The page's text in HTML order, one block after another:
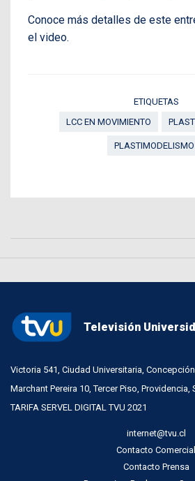
Conoce más detalles de este
el video.
ETIQUETAS
LCC EN MOVIMIENTO
PLASTIMODELISMO
Televisión
Victoria 541, Ciudad Universitaria,
Marchant Pereira 10, Tercer Piso, Providencia,
TARIFA SERVEL DIGITAL TVU 2021
internet@tvu.cl
Contacto Comercial
Contacto Prensa